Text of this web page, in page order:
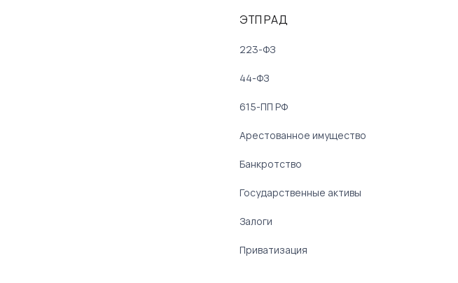
ЭТП РАД
223-ФЗ
44-ФЗ
615-ПП РФ
Арестованное имущество
Банкротство
Государственные активы
Залоги
Приватизация